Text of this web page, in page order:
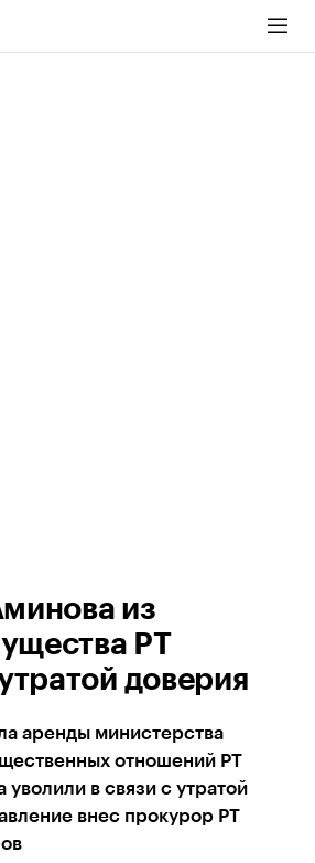
из
РТ
доверия
аренды министерства
отношений РТ
в связи с утратой
внес прокурор РТ